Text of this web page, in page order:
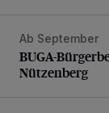
BUGA-
Ab September
BUGA-
Nützenberg